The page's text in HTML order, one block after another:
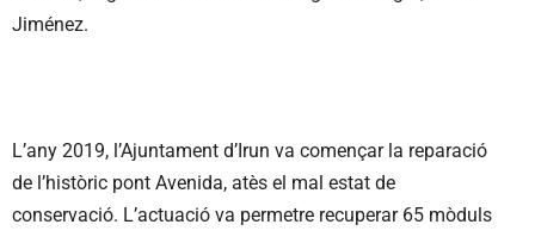
Jiménez.
L’any 2019, l’Ajuntament d’Irun va començar la reparació
de l’històric pont Avenida, atès el mal estat de
conservació. L’actuació va permetre recuperar 65 mòduls